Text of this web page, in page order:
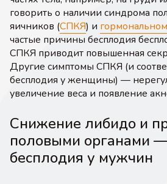
говорить о наличии синдрома
яичников (СПКЯ) и
частые причины бесплодия
СПКЯ приводит повышенная
Другие симптомы СПКЯ (и
бесплодия у женщины) —
увеличение веса и появление
Снижение либидо и
половыми органами
бесплодия у мужчин